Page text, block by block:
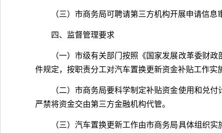
（三）市商务局可聘请第三方机构开展申请信
四、监督管理要求
（一）市级有关部门按照《国家发展改革委财
件规定，按职责分工对汽车置换更新资金补贴工作
（二）市商务局要科学制定补贴资金使用和兑
严禁将资金交由第三方金融机构代管。
（三）汽车置换更新工作由市商务局具体组织